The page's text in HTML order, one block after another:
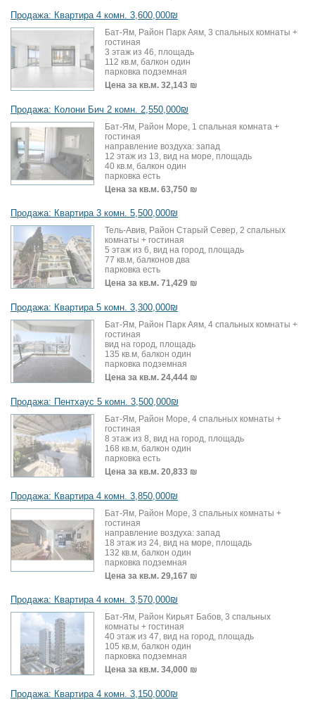
Продажа: Квартира 4 комн. 3,600,000₪
Бат-Ям, Район Парк Аям, 3 спальных комнаты +
гостиная
3 этаж из 46, площадь
112 кв.м, балкон один
парковка подземная
Цена за кв.м. 32,143 ₪
Продажа: Колони Бич 2 комн. 2,550,000₪
Бат-Ям, Район Море, 1 спальная комната +
гостиная
направление воздуха: запад
12 этаж из 13, вид на море, площадь
40 кв.м, балкон один
парковка есть
Цена за кв.м. 63,750 ₪
Продажа: Квартира 3 комн. 5,500,000₪
Тель-Авив, Район Старый Север, 2 спальных
комнаты + гостиная
5 этаж из 6, вид на город, площадь
77 кв.м, балконов два
парковка есть
Цена за кв.м. 71,429 ₪
Продажа: Квартира 5 комн. 3,300,000₪
Бат-Ям, Район Парк Аям, 4 спальных комнаты +
гостиная
вид на город, площадь
135 кв.м, балкон один
парковка подземная
Цена за кв.м. 24,444 ₪
Продажа: Пентхаус 5 комн. 3,500,000₪
Бат-Ям, Район Море, 4 спальных комнаты +
гостиная
8 этаж из 8, вид на город, площадь
168 кв.м, балкон один
парковка есть
Цена за кв.м. 20,833 ₪
Продажа: Квартира 4 комн. 3,850,000₪
Бат-Ям, Район Море, 3 спальных комнаты +
гостиная
направление воздуха: запад
18 этаж из 24, вид на море, площадь
132 кв.м, балкон один
парковка подземная
Цена за кв.м. 29,167 ₪
Продажа: Квартира 4 комн. 3,570,000₪
Бат-Ям, Район Кирьят Бабов, 3 спальных
комнаты + гостиная
40 этаж из 47, вид на город, площадь
105 кв.м, балкон один
парковка подземная
Цена за кв.м. 34,000 ₪
Продажа: Квартира 4 комн. 3,150,000₪